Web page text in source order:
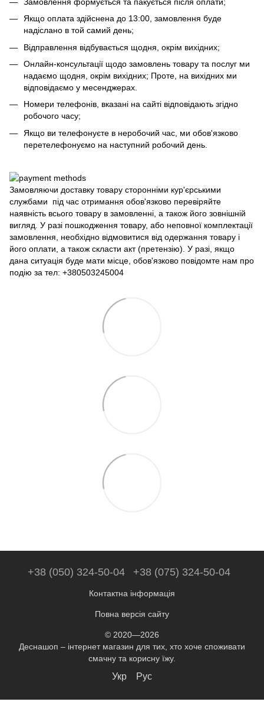
Якщо оплата здійснена до 13:00, замовлення буде
надіслано в той самий день;
Відправлення відбувається щодня, окрім вихідних;
Онлайн-консультації щодо замовлень товару та послуг ми
надаємо щодня, окрім вихідних; Проте, на вихідних ми
відповідаємо у месенджерах.
Номери телефонів, вказані на сайті відповідають згідно
робочого часу;
Якщо ви телефонуєте в неробочий час, ми обов'язково
перетелефонуємо на наступний робочий день.
Замовляючи доставку товару сторонніми кур'єрськими
службами під час отримання обов'язково перевіряйте
наявність всього товару в замовленні, а також його зовнішній
вигляд. У разі пошкодження товару, або неповної комплектації
замовлення, необхідно відмовитися від одержання товару і
його оплати, а також скласти акт (претензію). У разі, якщо
дана ситуація буде мати місце, обов'язково повідомте нам про
подію за тел: +380503245004
+38 (050) 324-50-04 +38 (075) 324-50-04
Контактна інформація
Повна версія сайту
© 2020—2026
Деснашоп – інтернет магазин для тих, хто хоче споживати
смачну та корисну їжу.
Укр Рус